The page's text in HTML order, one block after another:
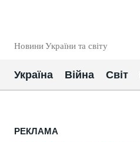
Новини України та світу
Україна Війна Світ
РЕКЛАМА